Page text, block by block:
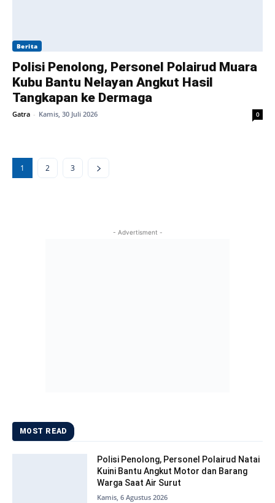
Berita
Polisi Penolong, Personel Polairud Muara
Kubu Bantu Nelayan Angkut Hasil
Tangkapan ke Dermaga
Gatra - Kamis, 30 Juli 2026 0
1 2 3
- Advertisment -